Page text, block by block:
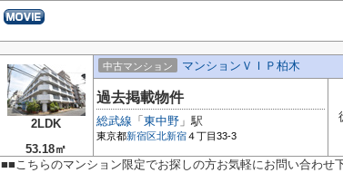
2LDK
53.18㎡
中古マンション マンションＶＩＰ柏木
過去掲載物件
総武線 「 東中野 」駅
東京都新宿区北新宿４丁目33-3
■■こちらのマンション限定でお探しの方お気軽にお問い合わ